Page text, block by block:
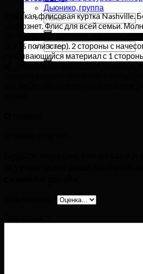
Дьюнико, группа
Искать:
Искать:
Женская флисовая куртка Nashville.
замерзнет. Флис для всей семьи.
Петелька для застежки. Женская
(100% полиэстер). 2 стороны с
скатывающийся материал с 1